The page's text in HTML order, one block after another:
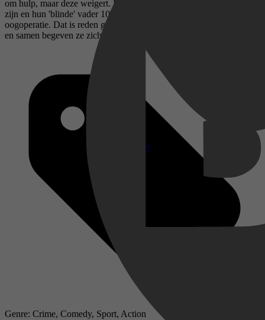
Disney+
om hulp, maar deze weigert. Dan vertelt Johnny dat ze halfbroers
zijn en hun 'blinde' vader 100.000 dollar nodig heeft voor een
oogoperatie. Dat is reden genoeg voor Charlie om Johnny te helpen
en samen begeven ze zich in het gokcircuit.
Genre: Crime, Comedy, Sport, Action